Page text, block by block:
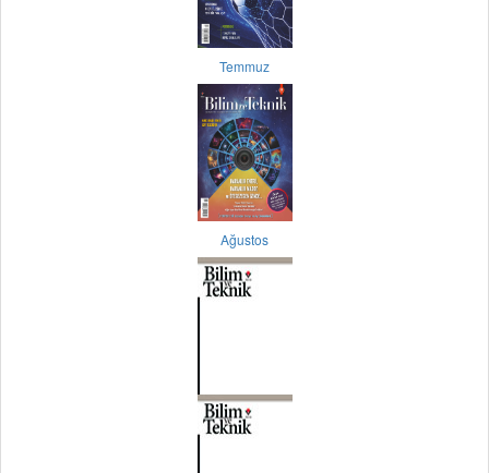
Temmuz
Ağustos